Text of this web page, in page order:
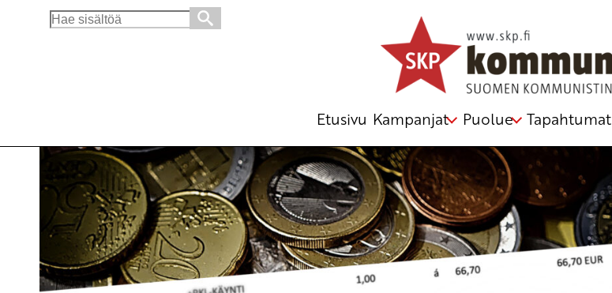
Search
Etusivu Kampanjat Puolue Tapahtumat
Kannanotto: Raskauden seurannan poliklinikkakäynnit maksuttomiksi
sote